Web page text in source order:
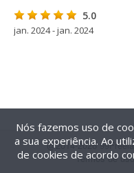
5.0
jan. 2024 - jan. 2024
@2014-2026
Termos de uso
Nós fazemos uso de
a sua experiência. Ao
de cookies de acordo